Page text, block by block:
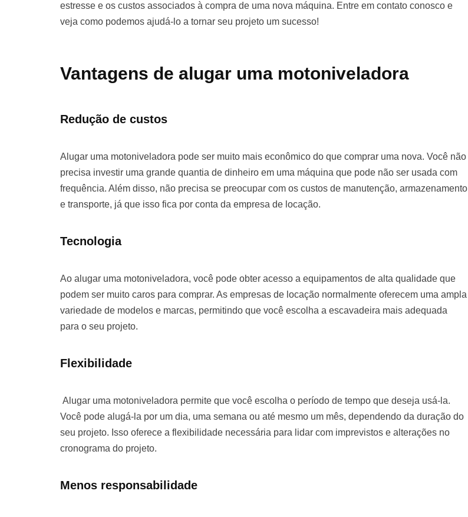
estresse e os custos associados à compra de uma nova máquina. Entre em contato conosco e
veja como podemos ajudá-lo a tornar seu projeto um sucesso!
Vantagens de alugar uma motoniveladora
Redução de custos
Alugar uma motoniveladora pode ser muito mais econômico do que comprar uma nova. Você não
precisa investir uma grande quantia de dinheiro em uma máquina que pode não ser usada com
frequência. Além disso, não precisa se preocupar com os custos de manutenção, armazenamento
e transporte, já que isso fica por conta da empresa de locação.
Tecnologia
Ao alugar uma motoniveladora, você pode obter acesso a equipamentos de alta qualidade que
podem ser muito caros para comprar. As empresas de locação normalmente oferecem uma ampla
variedade de modelos e marcas, permitindo que você escolha a escavadeira mais adequada
para o seu projeto.
Flexibilidade
Alugar uma motoniveladora permite que você escolha o período de tempo que deseja usá-la.
Você pode alugá-la por um dia, uma semana ou até mesmo um mês, dependendo da duração do
seu projeto. Isso oferece a flexibilidade necessária para lidar com imprevistos e alterações no
cronograma do projeto.
Menos responsabilidade